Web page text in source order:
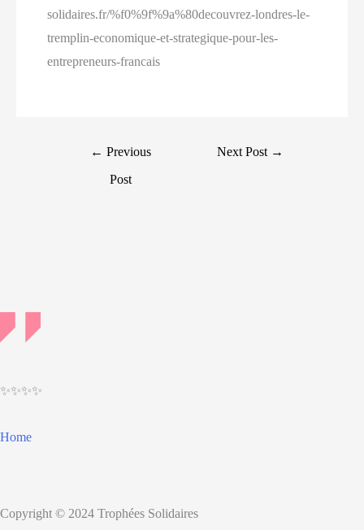
solidaires.fr/%f0%9f%9a%80decouvrez-londres-le-
tremplin-economique-et-strategique-pour-les-
entrepreneurs-francais
← Previous
Post
Next Post →
✨✨✨✨
Home
Copyright © 2024 Trophées Solidaires